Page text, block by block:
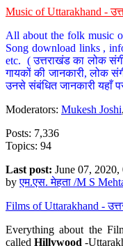
Music of Uttarakhand -
All about the folk music
Song download links ,
etc. ( उत्तराखंड का लोक
गायकों की जानकारी, लोक
उनसे संबंधित जानकारी यहाँ
Moderators: Mukesh Joshi,
Posts: 7,336
Topics: 94
Last post: June 07,
byएम.एस. मेहता /M S
Films of Uttarakhand -
Everything about the
calledHillywood-